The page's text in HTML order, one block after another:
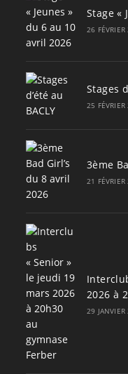
Stage «
26
Stages
25
3ème
21
2026 à
29